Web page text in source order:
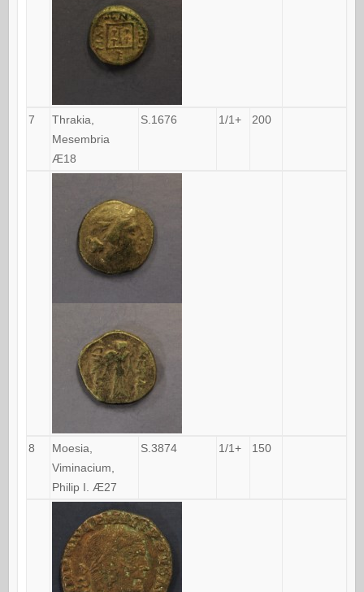
7
Thrakia,
Mesembria
Æ18
S.1676 1/1+ 200
8
Moesia,
Viminacium,
Philip I. Æ27
S.3874 1/1+ 150